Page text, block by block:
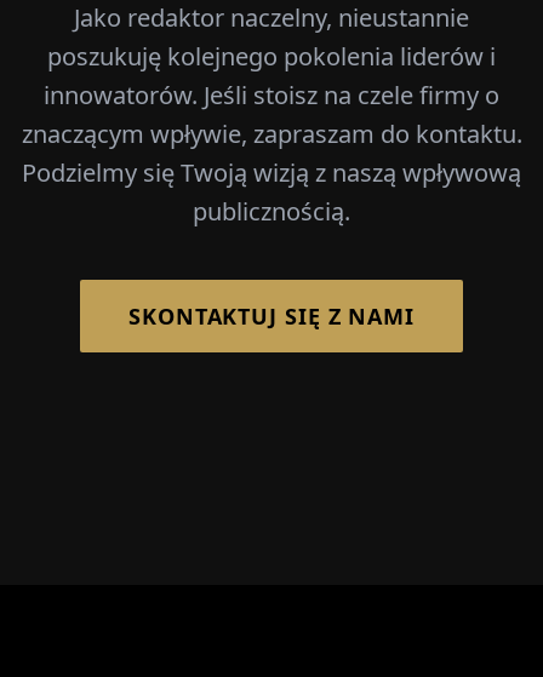
Jako redaktor naczelny, nieustannie
poszukuję kolejnego pokolenia liderów i
innowatorów. Jeśli stoisz na czele firmy o
znaczącym wpływie, zapraszam do kontaktu.
Podzielmy się Twoją wizją z naszą wpływową
publicznością.
SKONTAKTUJ SIĘ Z NAMI